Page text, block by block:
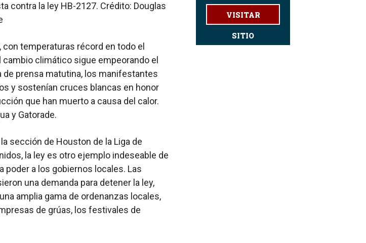
contra la ley HB-2127. Crédito: Douglas
temperaturas récord en todo el
climático sigue empeorando el
de prensa matutina, los manifestantes
y sostenían cruces blancas en honor
que han muerto a causa del calor.
y Gatorade.
sección de Houston de la Liga de
la ley es otro ejemplo indeseable de
poder a los gobiernos locales. Las
una demanda para detener la ley,
amplia gama de ordenanzas locales,
de grúas, los festivales de
VISITAR
SITIO